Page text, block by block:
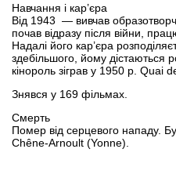
Навчання і кар’єра
Від 1943 — вивчав
почав відразу після війни,
Надалі його кар’єра
здебільшого, йому дістаються
кінороль зіграв у 1950 р. Quai
Знявся у 169 фільмах.
Смерть
Помер від серцевого нападу.
Chêne-Arnoult (Yonne).